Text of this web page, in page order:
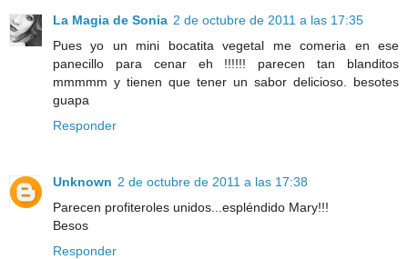
La Magia de Sonia 2 de octubre de 2011 a las 17:35
Pues yo un mini bocatita vegetal me comeria en ese
panecillo para cenar eh !!!!!! parecen tan blanditos
mmmmm y tienen que tener un sabor delicioso. besotes
guapa
Responder
Unknown 2 de octubre de 2011 a las 17:38
Parecen profiteroles unidos...espléndido Mary!!!
Besos
Responder